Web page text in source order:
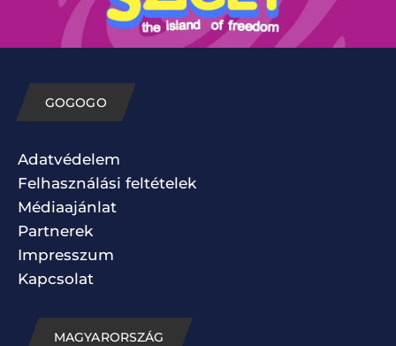
GOGOGO
Adatvédelem
Felhasználási feltételek
Médiaajánlat
Partnerek
Impresszum
Kapcsolat
MAGYARORSZÁG